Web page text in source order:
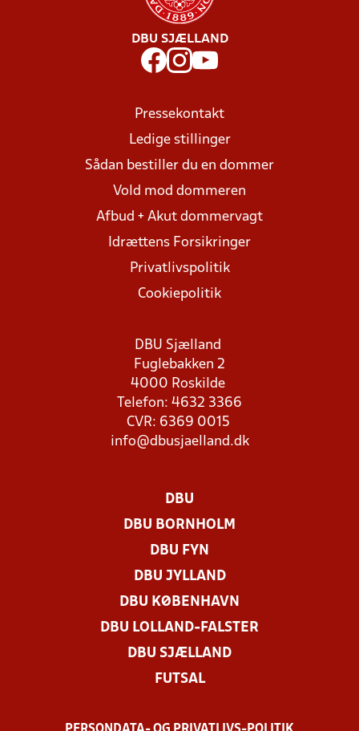
DBU SJÆLLAND
Pressekontakt
Ledige stillinger
Sådan bestiller du en dommer
Vold mod dommeren
Afbud + Akut dommervagt
Idrættens Forsikringer
Privatlivspolitik
Cookiepolitik
DBU Sjælland
Fuglebakken 2
4000 Roskilde
Telefon: 4632 3366
CVR: 6369 0015
info@dbusjaelland.dk
DBU
DBU BORNHOLM
DBU FYN
DBU JYLLAND
DBU KØBENHAVN
DBU LOLLAND-FALSTER
DBU SJÆLLAND
FUTSAL